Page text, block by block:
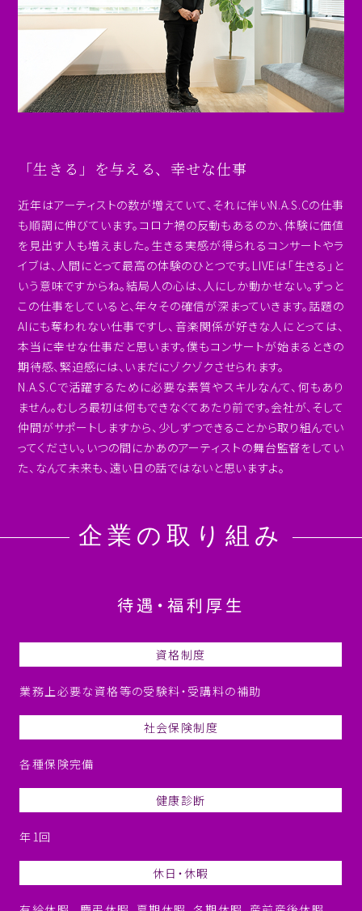
「生きる」を与える、幸せな仕事
近年はアーティストの数が増えていて、それに伴いN.A.S.Cの仕事
も順調に伸びています。コロナ禍の反動もあるのか、体験に価値
を見出す人も増えました。生きる実感が得られるコンサートやラ
イブは、人間にとって最高の体験のひとつです。LIVEは「生きる」と
いう意味ですからね。結局人の心は、人にしか動かせない。ずっと
この仕事をしていると、年々その確信が深まっていきます。話題の
AIにも奪われない仕事ですし、音楽関係が好きな人にとっては、
本当に幸せな仕事だと思います。僕もコンサートが始まるときの
期待感、緊迫感には、いまだにゾクゾクさせられます。
N.A.S.Cで活躍するために必要な素質やスキルなんて、何もあり
ません。むしろ最初は何もできなくてあたり前です。会社が、そして
仲間がサポートしますから、少しずつできることから取り組んでい
ってください。いつの間にかあのアーティストの舞台監督をしてい
た、なんて未来も、遠い日の話ではないと思いますよ。
企業の取り組み
待遇・福利厚⽣
資格制度
業務上必要な資格等の受験料・受講料の補助
社会保険制度
各種保険完備
健康診断
年1回
休日・休暇